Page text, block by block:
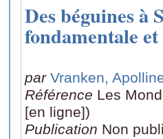
Des béguines à
fondamentale
par Vranken,
Référence Les
[en ligne])
Publication Non